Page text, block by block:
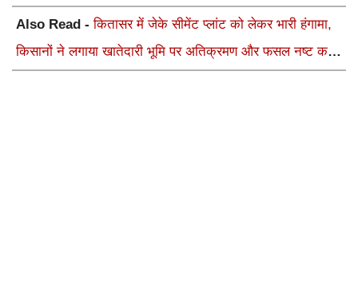
Also Read -कितासर में जेके सीमेंट प्लांट को लेकर भारी हंगामा,
किसानों ने लगाया खातेदारी भूमि पर अतिक्रमण और फसल नष्ट करने